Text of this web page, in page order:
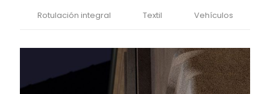
Rotulación integral Textil Vehículos
Banderola